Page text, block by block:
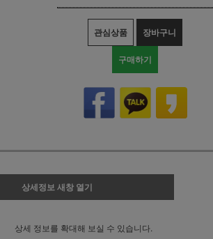
관심상품 장바구니
구매하기
상세정보 새창 열기
상세 정보를 확대해 보실 수 있습니다.